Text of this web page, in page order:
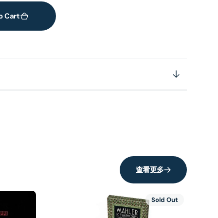
Cart
查看更多
Sold Out